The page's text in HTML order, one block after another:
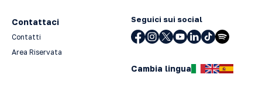
Contattaci
Contatti
Area Riservata
Seguici sui social
Cambia lingua